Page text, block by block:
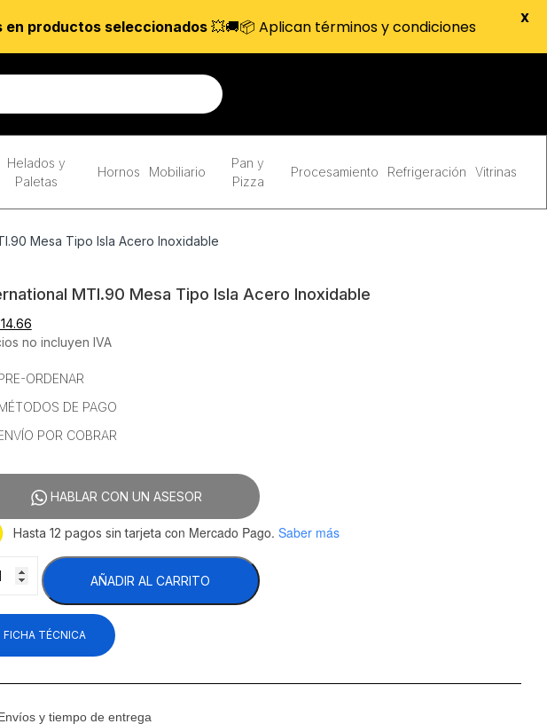
Helados y
Paletas
Hornos Mobiliario
Pan y
Pizza
Procesamiento Refrigeración Vitrinas
Mesa Tipo Isla Acero Inoxidable
MTI.90 Mesa Tipo Isla Acero Inoxidable
no incluyen IVA
ORDENAR
DE PAGO
POR COBRAR
HABLAR CON UN ASESOR
Hasta 12 pagos sin tarjeta con Mercado Pago. Saber más
AÑADIR AL CARRITO
FICHA TÉCNICA
y tiempo de entrega
en productos seleccionados💥🚚📦 Aplican términos y condiciones X